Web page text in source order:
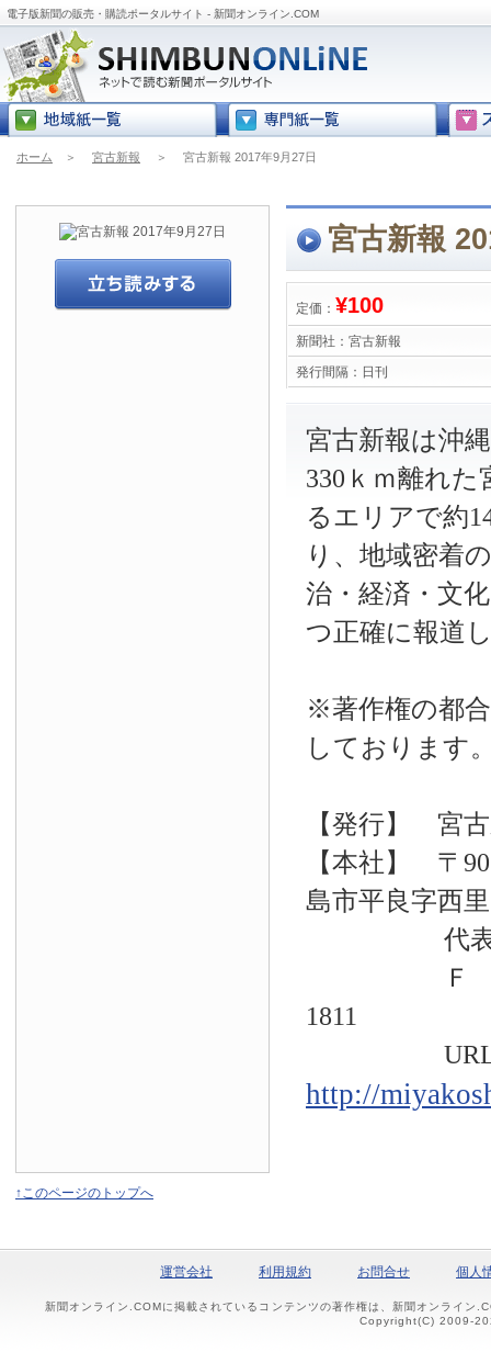
電子版新聞の販売・購読ポータルサイト - 新聞オンライン.COM
ホーム ＞ 宮古新報 ＞ 宮古新報 2017年9月27日
宮古新報
定価： ¥100
新聞社： 宮古新報
発行間隔： 日刊
宮古新報は沖
330ｋｍ離れ
るエリアで約
り、地域密着
治・経済・文
つ正確に報道
※著作権の都
しております
【発行】 宮
【本社】 〒
島市平良字西
代表電話
Ｆ Ａ
1811
URL
http://
↑このページのトップへ
運営会社 利用規約 お問合せ 個人
新聞オンライン.COMに掲載されているコンテンツの著作権は、新聞オンライン
Copyright(C) 2009-